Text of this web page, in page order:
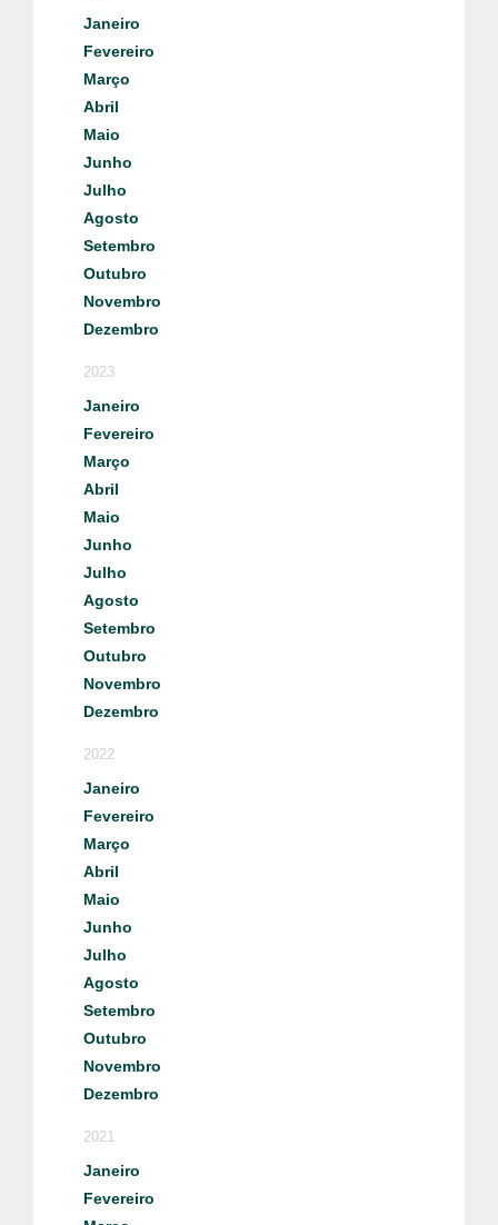
Janeiro
Fevereiro
Março
Abril
Maio
Junho
Julho
Agosto
Setembro
Outubro
Novembro
Dezembro
2023
Janeiro
Fevereiro
Março
Abril
Maio
Junho
Julho
Agosto
Setembro
Outubro
Novembro
Dezembro
2022
Janeiro
Fevereiro
Março
Abril
Maio
Junho
Julho
Agosto
Setembro
Outubro
Novembro
Dezembro
2021
Janeiro
Fevereiro